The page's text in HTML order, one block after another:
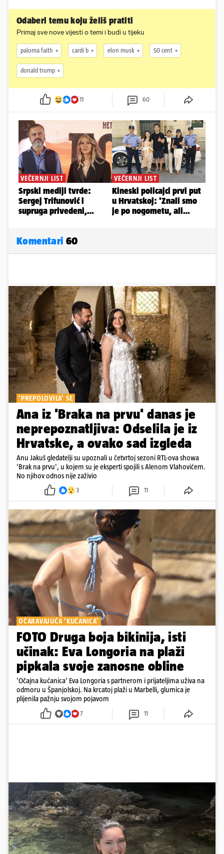
Odaberi temu koju želiš pratiti
Primaj sve nove vijesti o temi i budi u tijeku
paloma faith cardi b elon musk 50 cent
donald trump
11 60
Komentari 60
'PREPOLOVILA' SE
Ana iz 'Braka na prvu' danas je
neprepoznatljiva: Odselila je iz
Hrvatske, a ovako sad izgleda
Anu Jakuš gledatelji su upoznali u četvrtoj sezoni RTL-ova showa
'Brak na prvu', u kojem su je eksperti spojili s Alenom Vlahovićem.
No njihov odnos nije zaživio
3 11
OČARAVAJUĆA 'KUĆANICA'
FOTO Druga boja bikinija, isti
učinak: Eva Longoria na plaži
pipkala svoje zanosne obline
'Očajna kućanica' Eva Longoria s partnerom i prijateljima uživa na
odmoru u Španjolskoj. Na krcatoj plaži u Marbelli, glumica je
plijenila pažnju svojom pojavom
7 11